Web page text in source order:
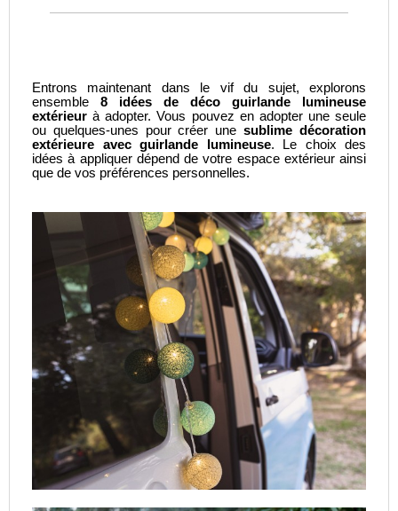
Entrons maintenant dans le vif du sujet, explorons
ensemble 8 idées de déco guirlande lumineuse
extérieur à adopter. Vous pouvez en adopter une seule
ou quelques-unes pour créer unesublime décoration
extérieure avec guirlande lumineuse. Le choix des
idées à appliquer dépend de votre espace extérieur ainsi
que de vos préférences personnelles.